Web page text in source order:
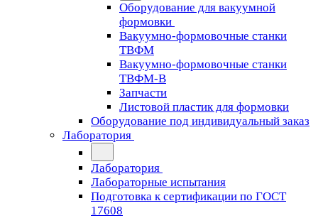
Оборудование для вакуумной
формовки
Вакуумно-формовочные станки
ТВФМ
Вакуумно-формовочные станки
ТВФМ-В
Запчасти
Листовой пластик для формовки
Оборудование под индивидуальный заказ
Лаборатория
Лаборатория
Лабораторные испытания
Подготовка к сертификации по ГОСТ
17608